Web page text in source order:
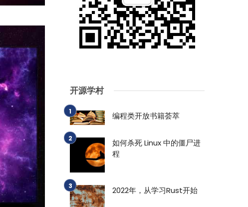
开源学村
编程类开放书籍荟萃
如何杀死 Linux 中的僵尸进
程
2022年，从学习Rust开始